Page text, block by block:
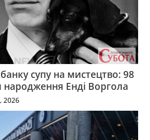
супу на мистецтво: 98
народження Енді Воргола
2026